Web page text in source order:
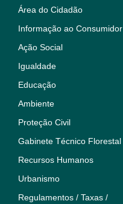
Área do Cidadão
Informação ao Consumidor
Ação Social
Igualdade
Educação
Ambiente
Proteção Civil
Gabinete Técnico Florestal
Recursos Humanos
Urbanismo
Regulamentos / Taxas /